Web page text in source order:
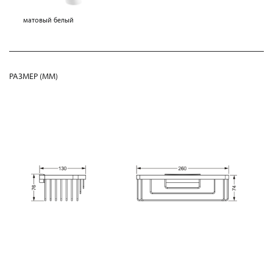
матовый белый
РАЗМЕР (MM)